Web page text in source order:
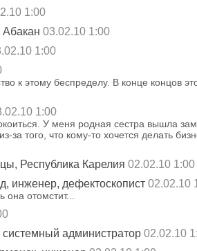
1:00
Абакан 03.02.10 1:00
1:00
к этому беспределу. В конце концов
1:00
У меня родная сестра вышла
за того, что кому-то хочется делать
Республика Карелия 02.02.10 1:00
инженер, дефектоскопист 02.02.10
отомстит...
системный администратор 02.02.10